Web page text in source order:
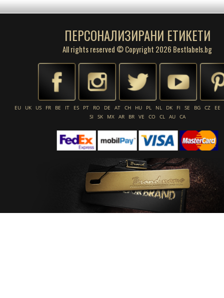
ПЕРСОНАЛИЗИРАНИ ЕТИКЕТИ
All rights reserved © Copyright 2026 Bestlabels.bg
EU UK US FR BE IT ES PT RO DE AT CH HU PL NL DK FI SE BG CZ
EE
SI
SK MX AR BR VE CO CL AU CA